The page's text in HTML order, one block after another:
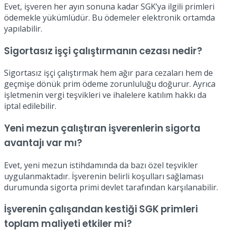
Evet, işveren her ayın sonuna kadar SGK’ya ilgili primleri
ödemekle yükümlüdür. Bu ödemeler elektronik ortamda
yapılabilir.
Sigortasız işçi çalıştırmanın cezası nedir?
Sigortasız işçi çalıştırmak hem ağır para cezaları hem de
geçmişe dönük prim ödeme zorunluluğu doğurur. Ayrıca
işletmenin vergi teşvikleri ve ihalelere katılım hakkı da
iptal edilebilir.
Yeni mezun çalıştıran işverenlerin sigorta
avantajı var mı?
Evet, yeni mezun istihdamında da bazı özel teşvikler
uygulanmaktadır. İşverenin belirli koşulları sağlaması
durumunda sigorta primi devlet tarafından karşılanabilir.
İşverenin çalışandan kestiği SGK primleri
toplam maliyeti etkiler mi?